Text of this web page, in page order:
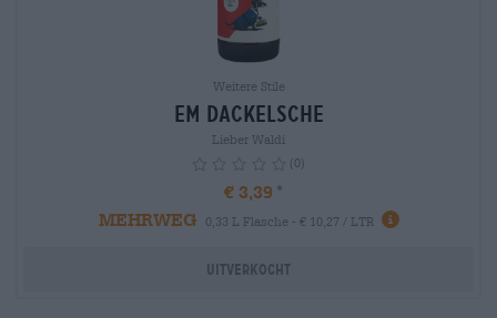
Weitere Stile
Em Dackelsche
Lieber Waldi
(0)
€ 3,39
MEHRWEG
0,33 L Flasche - € 10,27 / LTR info
Uitverkocht